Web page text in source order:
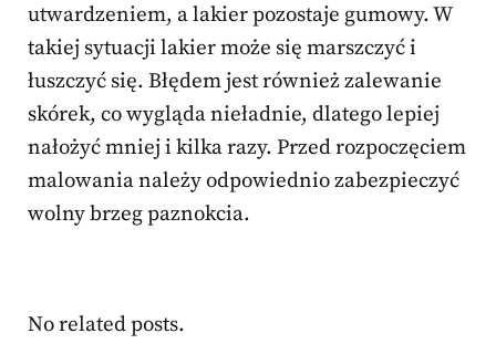
utwardzeniem, a lakier pozostaje gumowy. W
takiej sytuacji lakier może się marszczyć i
łuszczyć się. Błędem jest również zalewanie
skórek, co wygląda nieładnie, dlatego lepiej
nałożyć mniej i kilka razy. Przed rozpoczęciem
malowania należy odpowiednio zabezpieczyć
wolny brzeg paznokcia.
No related posts.